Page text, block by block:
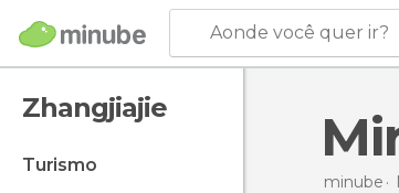
Aonde você quer ir?
Zhangjiajie
turismo
minube